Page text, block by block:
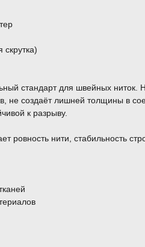
стандарт для швейных ниток.
не создаёт лишней толщины в
к разрыву.
ровность нити, стабильность